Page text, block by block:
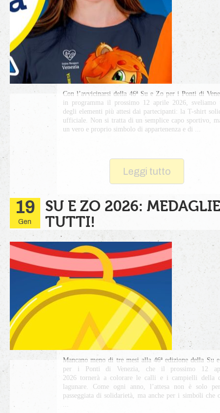
Con l’avvicinarsi della 46ª Su e Zo per i Ponti di
in programma il prossimo 12 aprile 2026, sveliamo
degli elementi più attesi dai partecipanti: la T-shirt
ufficiale. Non si tratta di un semplice capo sportivo,
un vero e proprio simbolo di appartenenza e di ...
Leggi tutto
19
Gen
SU E ZO 2026:
TUTTI!
Mancano meno di tre mesi alla 46ª edizione della Su
per i Ponti di Venezia, che il prossimo 12
2026 tornerà a colorare le calli e i campielli della
lagunare. Come ogni anno, l’attesa non è solo
passeggiata di solidarietà, ma anche per i simboli che
...